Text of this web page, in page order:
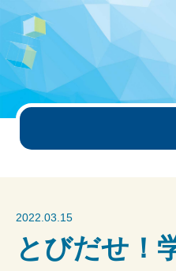
2022.03.15
とびだせ！